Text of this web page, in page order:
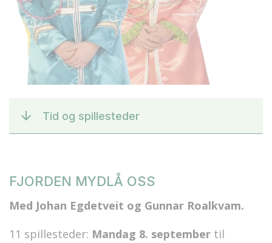
Tid og spillesteder
FJORDEN MYDLÅ OSS
Med Johan Egdetveit og Gunnar Roalkvam.
11 spillesteder: Mandag 8. september til